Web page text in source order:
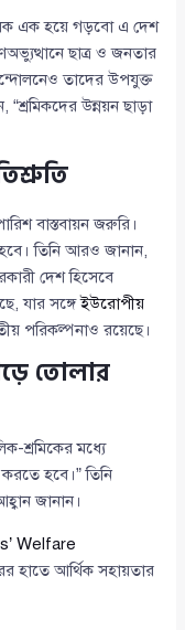
এক হয়ে গড়বো এ দেশ
ছাত্র ও জনতার
তাদের উপযুক্ত
উন্নয়ন ছাড়া
বাস্তবায়ন জরুরি।
তিনি আরও জানান,
দেশ হিসেবে
যার সঙ্গেইউরোপীয়
পরিকল্পনাও রয়েছে।
তোলার
শ্রমিকের মধ্যে
হবে।” তিনি
জানান।
Welfare
হাতে আর্থিক সহায়তার